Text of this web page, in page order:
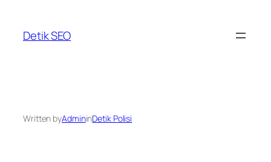
content
Detik SEO
Written byAdmininDetik Polisi